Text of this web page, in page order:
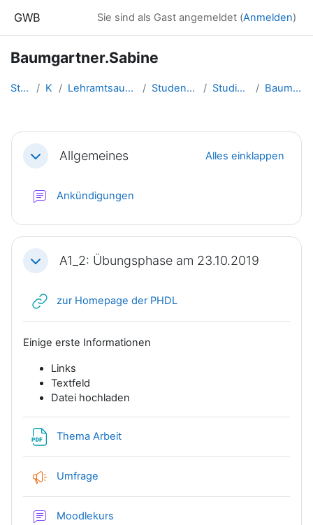
GWB Sie sind als Gast angemeldet (Anmelden)
Baumgartner.Sabine
Startseite Kurse Lehramtsausbildung GW im Clust... Studentische Lernkurse Studienbeginn 2018 Baumgartner.Sabine
Abschnittsübersicht
EinklappenAllgemeines Alles einklappen
Ankündigungen
EinklappenA1_2: Übungsphase am 23.10.2019
zur Homepage der PHDL
Einige erste Informationen
Links
Textfeld
Datei hochladen
Thema Arbeit
Umfrage
Moodlekurs